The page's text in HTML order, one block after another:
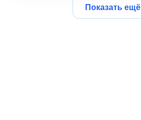
Показать ещё